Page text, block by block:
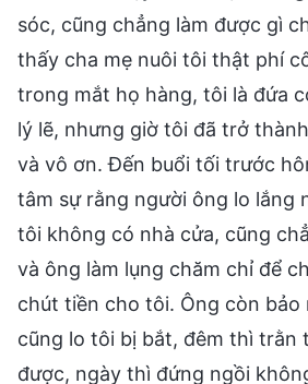
sóc, cũng chẳng làm được gì
thấy cha mẹ nuôi tôi thật phí
trong mắt họ hàng, tôi là đứa
lý lẽ, nhưng giờ tôi đã trở
và vô ơn. Đến buổi tối trước
tâm sự rằng người ông lo lắng
tôi không có nhà cửa, cũng
và ông làm lụng chăm chỉ để
chút tiền cho tôi. Ông còn bảo
cũng lo tôi bị bắt, đêm thì trằn
được, ngày thì đứng ngồi